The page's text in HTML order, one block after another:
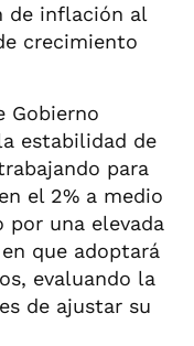
de inflación al
crecimiento
Gobierno
estabilidad de
para
el 2% a medio
por una elevada
que adoptará
evaluando la
de ajustar su